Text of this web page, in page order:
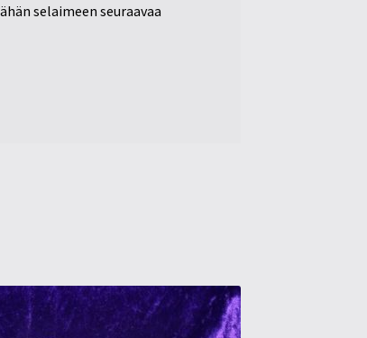
selaimeen seuraavaa